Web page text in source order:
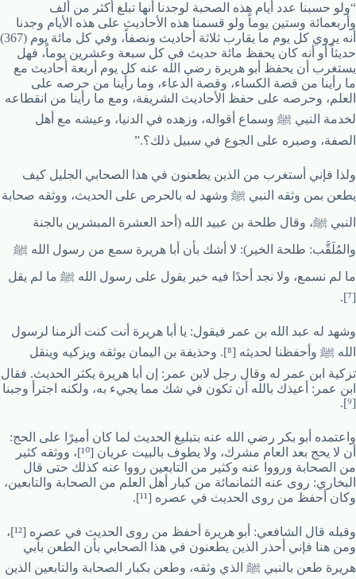
“ولو حسبنا عدد أيام هذه الصحبة لوجدنا أنها تبلغ أكثر من ألف
وأربعمائة وستين يوماً ولو قسمنا هذه الأحاديث على هذه الأيام وجدنا
أنه يروي كل يوم ما يقارب ثلاثة أحاديث ونصفاً، وفي كل مائة يوم (367)
حديثاً أو أنه كان يحفظ مائة حديث في كل سبعة وعشرين يوماً، فهل
يستغرب أن يحفظ أبو هريرة رضي الله عنه كل يوم أربعة أحاديث مع
ما رأينا من قصة الكساء، وقصة الدعاء، وما رأينا من حرصه على
العلم، وحرصه على حفظ الأحاديث الشريفة، ومع ما رأينا من انقطاعه
لخدمة النبي ﷺ وسماع أقواله، وزهده في الدنيا، وعيشه مع أهل
الصفة، وصبره على الجوع في سبيل ذلك؟.”
ولذا فإني أستغرب من الذين يطعنون في هذا الصحابي الجليل كيف
يطعن بمن وثقه النبي ﷺ وشهد له بالحرص على الحديث، ووثقه صحابة
النبي ﷺ، وقال طلحة بن عبيد الله (أحد العشرة المبشرين بالجنة
والمُلَقَّب: طلحة الخير): لا أشك بأن أبا هريرة سمع من رسول الله ﷺ
ما لم نسمع، ولا نجد أحدًا فيه خير يقول على رسول الله ﷺ ما لم يقل
[⁷].
وشهد له عبد الله بن عمر فيقول: يا أبا هريرة أنت كنت ألزمنا لرسول
الله ﷺ وأحفظنا لحديثه [⁸]. وحذيفة بن اليمان يوثقه ويزكيه وينقل
تزكية ابن عمر له وقال رجل لابن عمر: إن أبا هريرة يكثر الحديث. فقال
ابن عمر: أعيذك بالله أن تكون في شك مما يجيء به، ولكنه اجترأ وجبنا
[⁹].
واعتمده أبو بكر رضي الله عنه بتبليغ الحديث لما كان أميرًا على الحج:
أن لا يحج بعد العام مشرك، ولا يطوف بالبيت عريان [¹⁰]، ووثقه كثير
من الصحابة ورووا عنه وكثير من التابعين رووا عنه كذلك حتى قال
البخاري: روى عنه الثمانمائة من كبار أهل العلم من الصحابة والتابعين،
وكان أحفظ من روى الحديث في عصره [¹¹].
وقبله قال الشافعي: أبو هريرة أحفظ من روى الحديث في عصره [¹²]،
ومن هنا فإني أحذر الذين يطعنون في هذا الصحابي بأن الطعن بأبي
هريرة طعن بالنبي ﷺ الذي وثقه، وطعن بكبار الصحابة والتابعين الذين